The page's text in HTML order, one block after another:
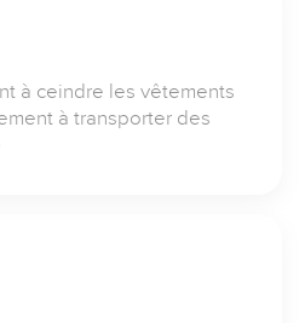
à ceindre les vêtements
à transporter des